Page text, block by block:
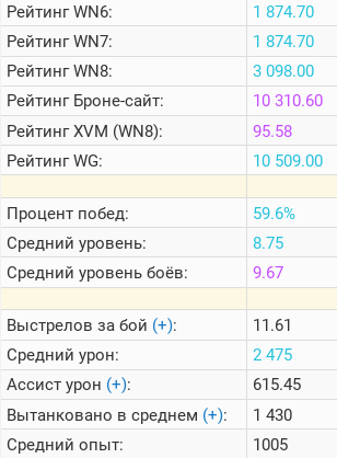
Теlegram
ВК
Портал
Мира
Танков
РейтингWN6:
РейтингWN7:
РейтингWN8:
РейтингБроне-сайт:
РейтингXVM (WN8):
РейтингWG:
Процент побед:
Средний уровень:
Средний уровень боёв:
Выстрелов за бой (+):
Средний урон:
Ассист урон (+):
Вытанковано в среднем (+):
Средний опыт:
1 874.70
1 874.70
3 098.00
10 310.60
95.58
10 509.00
59.6%
8.75
9.67
11.61
2 475
615.45
1 430
1005